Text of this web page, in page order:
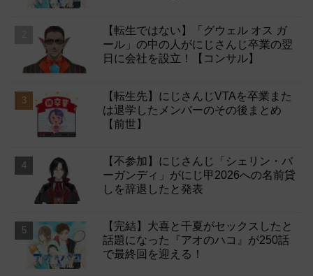
【転生ではない】「グウェル オス ガ
ール」の中の人がにじさんじ卒業の翌
日に会社を設立！【コンサル】
【転生先】にじさんじVTAを卒業また
は退学したメンバーのその後まとめ
【前世】
【不参加】にじさんじ「シェリン・バ
ーガンディ」がにじ甲2026への名前貸
しを辞退したと発表
【完結】大喜と千夏がセックスしたと
話題になった『アオのハコ』が250話
で最終回を迎える！